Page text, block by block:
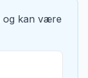
og kan være